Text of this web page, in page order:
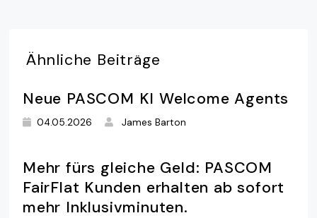
Ähnliche Beiträge
Neue PASCOM KI Welcome Agents
04.05.2026 James Barton
Mehr fürs gleiche Geld: PASCOM
FairFlat Kunden erhalten ab sofort
mehr Inklusivminuten.